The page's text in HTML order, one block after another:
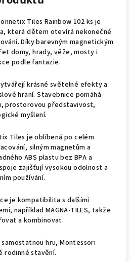
Tiles Rainbow 102 ks je
která dětem otevírá nekonečné
Díky barevným magnetickým
domy, hrady, věže, mosty i
podle fantazie.
krásné světelné efekty a
hraní. Stavebnice pomáhá
prostorovou představivost,
myšlení.
Tiles je oblíbená po celém
silným magnetům a
ABS plastu bez BPA a
zajišťují vysokou odolnost a
používání.
je kompatibilita s dalšími
například MAGNA-TILES, takže
a kombinovat.
hru, Montessori
rodinné stavění.